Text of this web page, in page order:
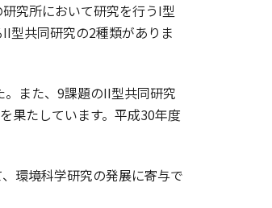
究所において研究を行うI型
型共同研究の2種類がありま
また、9課題のII型共同研究
果たしています。平成30年度
環境科学研究の発展に寄与で